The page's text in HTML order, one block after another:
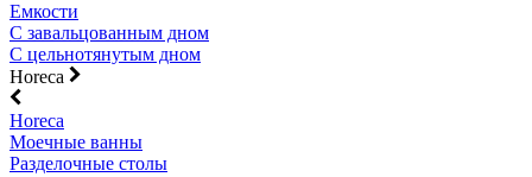
Емкости
С завальцованным дном
С цельнотянутым дном
Horeca
Horeca
Моечные ванны
Разделочные столы